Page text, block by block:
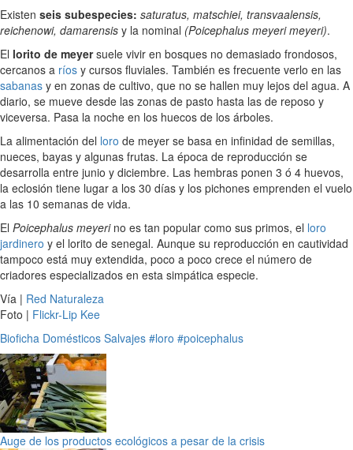
Existen seis subespecies: saturatus, matschiei, transvaalensis,
reichenowi, damarensis y la nominal (Poicephalus meyeri meyeri).
El lorito de meyersuele vivir en bosques no demasiado frondosos,
cercanos a ríos y cursos fluviales. También es frecuente verlo en las
sabanas y en zonas de cultivo, que no se hallen muy lejos del agua. A
diario, se mueve desde las zonas de pasto hasta las de reposo y
viceversa. Pasa la noche en los huecos de los árboles.
La alimentación del loro de meyer se basa en infinidad de semillas,
nueces, bayas y algunas frutas. La época de reproducción se
desarrolla entre junio y diciembre. Las hembras ponen 3 ó 4 huevos,
la eclosión tiene lugar a los 30 días y los pichones emprenden el vuelo
a las 10 semanas de vida.
El Poicephalus meyerino es tan popular como sus primos, el loro
jardinero y el lorito de senegal. Aunque su reproducción en cautividad
tampoco está muy extendida, poco a poco crece el número de
criadores especializados en esta simpática especie.
Vía | Red Naturaleza
Foto | Flickr-Lip Kee
Bioficha Domésticos Salvajes #loro #poicephalus
Auge de los productos ecológicos a pesar de la crisis